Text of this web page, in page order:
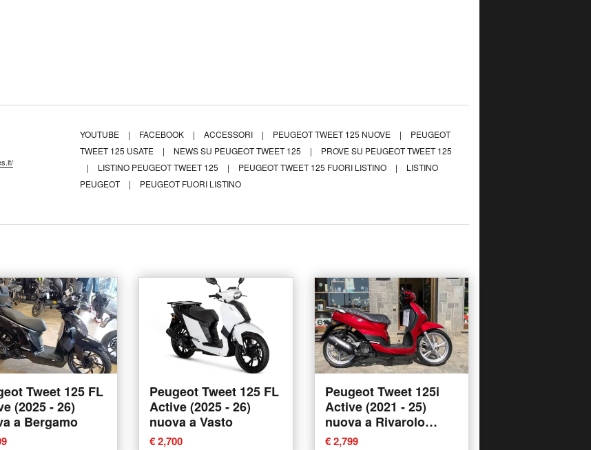
YOUTUBE | FACEBOOK | ACCESSORI | PEUGEOT TWEET 125 NUOVE |
PEUGEOT
TWEET 125 USATE
| NEWS SU PEUGEOT TWEET 125 |
PROVE SU PEUGEOT TWEET 125
|
LISTINO PEUGEOT TWEET 125 | PEUGEOT TWEET 125 FUORI LISTINO |
LISTINO
PEUGEOT
| PEUGEOT FUORI LISTINO
Tweet 125 FL
(2025 - 26)
a Bergamo
Peugeot Tweet 125 FL
Active (2025 - 26)
nuova a Vasto
€ 2,700
Peugeot Tweet 125i
Active (2021 - 25)
nuova a Rivarolo
Canavese
€ 2,799